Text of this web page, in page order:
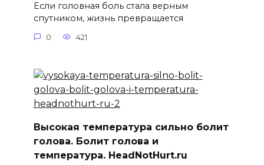
Если головная боль стала верным
спутником, жизнь превращается
0 421
Высокая температура сильно болит
голова. Болит голова и
температура. HeadNotHurt.ru